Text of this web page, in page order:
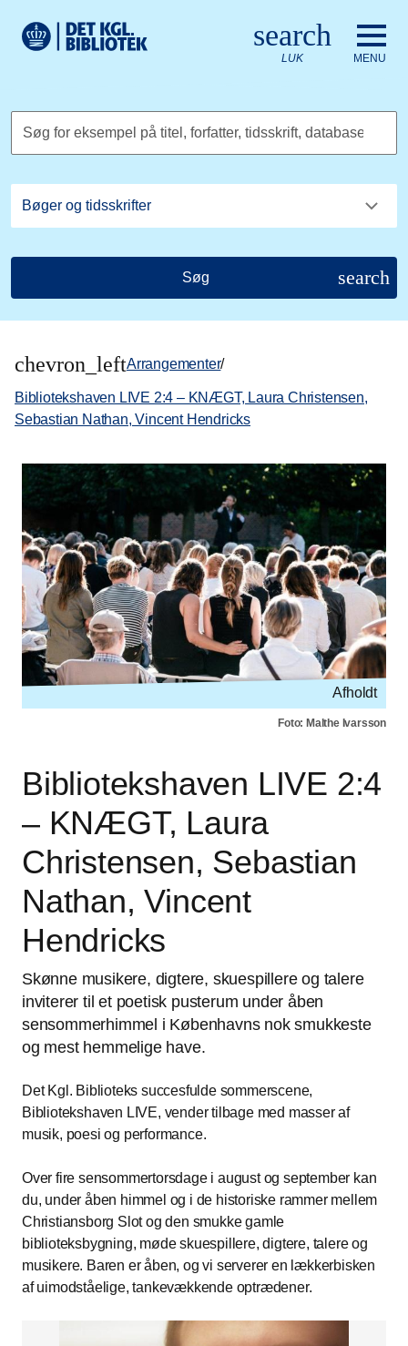
Det Kongelige Biblioteks logo. Gå til Det Kongelige
search
LUK MENU
Søg for eksempel på titel, forfatter, tidsskrift, database
Søg search
chevron_leftArrangementer/
Bibliotekshaven LIVE 2:4 – KNÆGT, Laura Christensen,
Sebastian Nathan, Vincent Hendricks
Afholdt
Foto: Malthe Ivarsson
Bibliotekshaven LIVE 2:4
– KNÆGT, Laura
Christensen, Sebastian
Nathan, Vincent
Hendricks
Skønne musikere, digtere, skuespillere og talere
inviterer til et poetisk pusterum under åben
sensommerhimmel i Københavns nok smukkeste
og mest hemmelige have.
Det Kgl. Biblioteks succesfulde sommerscene,
Bibliotekshaven LIVE, vender tilbage med masser af
musik, poesi og performance.
Over fire sensommertorsdage i august og september kan
du, under åben himmel og i de historiske rammer mellem
Christiansborg Slot og den smukke gamle
biblioteksbygning, møde skuespillere, digtere, talere og
musikere. Baren er åben, og vi serverer en lækkerbisken
af uimodståelige, tankevækkende optrædener.